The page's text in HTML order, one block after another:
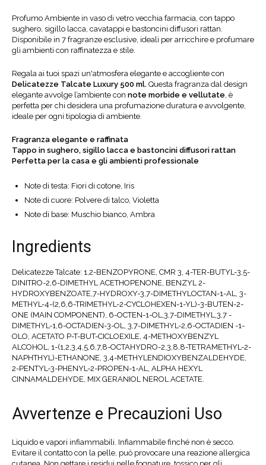
Profumo Ambiente in vaso di vetro vecchia farmacia, con tappo
sughero, sigillo lacca, cavatappi e bastoncini diffusori rattan.
Disponibile in 7 fragranze esclusive, ideali per arricchire e profumare
gli ambienti con raffinatezza e stile.
Regala ai tuoi spazi un'atmosfera elegante e accogliente con
Delicatezze Talcate Luxury 500 ml. Questa fragranza dal design
elegante avvolge l’ambiente con note morbide e vellutate è
perfetta per chi desidera una profumazione duratura e avvolgente,
ideale per ogni tipologia di ambiente.
Fragranza elegante e raffinata
Tappo in sughero, sigillo lacca e bastoncini diffusori rattan
Perfetta per la casa e gli ambienti professionale
Note di testa: Fiori di cotone, Iris
Note di cuore: Polvere di talco, Violetta
Note di base: Muschio bianco, Ambra
Ingredients
Delicatezze Talcate: 1,2-BENZOPYRONE, CMR 3, 4-TER-BUTYL-3,5-
DINITRO-2,6-DIMETHYL ACETHOPENONE, BENZYL 2-
HYDROXYBENZOATE,7-HYDROXY-3,7-DIMETHYLOCTAN-1-AL, 3-
METHYL-4-(2,6,6-TRIMETHYL-2-CYCLOHEXEN-1-YL)-3-BUTEN-2-
ONE (MAIN COMPONENT), 6-OCTEN-1-OL,3,7-DIMETHYL,3,7 -
DIMETHYL-1,6-OCTADIEN-3-OL, 3,7-DIMETHYL-2,6-OCTADIEN -1-
OLO, ACETATO P-T-BUT-CICLOEXILE, 4-METHOXYBENZYL
ALCOHOL, 1-(1,2,3,4,5,6,7,8-OCTAHYDRO-2,3,8,8-TETRAMETHYL-2-
NAPHTHYL)-ETHANONE, 3,4-METHYLENDIOXYBENZALDEHYDE,
2-PENTYL-3-PHENYL-2-PROPEN-1-AL, ALPHA HEXYL
CINNAMALDEHYDE, MIX GERANIOL NEROL ACETATE.
Avvertenze e Precauzioni Uso
Liquido e vapori infiammabili. Infiammabile finché non è secco.
Evitare il contatto con la pelle, può provocare una reazione allergica